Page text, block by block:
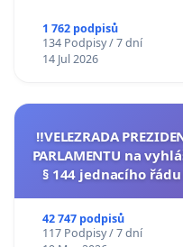
1 762 podpisů
134 Podpisy / 7 dní
14 Jul 2026
‼️VELEZRADA
PARLAMENTU na
§ 144 jednacího
42 747 podpisů
117 Podpisy / 7 dní